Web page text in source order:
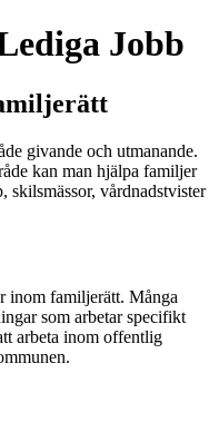
Jobb
givande och utmanande.
kan man hjälpa familjer
skilsmässor, vårdnadstvister
inom familjerätt. Många
som arbetar specifikt
arbeta inom offentlig